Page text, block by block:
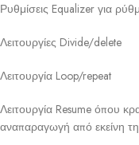
Ρυθμίσεις Equalizer για
Λειτουργίες Divide/delete
Λειτουργία Loop/repeat
Λειτουργία Resume όπου
αναπαραγωγή από εκείνη